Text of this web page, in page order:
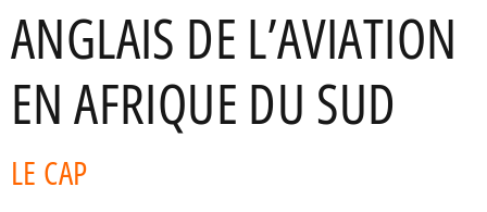
ANGLAIS DE L’AVIATION
EN AFRIQUE DU SUD
LE CAP